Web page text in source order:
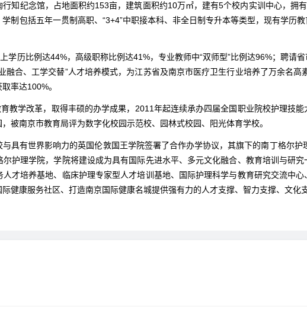
知纪念馆，占地面积约153亩，建筑面积约10万㎡，建有5个校内实训中心，拥
制包括五年一贯制高职、“3+4”中职接本科、非全日制专升本等类型，现有学历
学历比例达44%，高级职称比例达41%，专业教师中“双师型”比例达96%；聘请
融合、工学交替”人才培养模式，为江苏省及南京市医疗卫生行业培养了万余名
率达100%。
教学改革，取得丰硕的办学成果，2011年起连续承办四届全国职业院校护理技
被南京市教育局评为数字化校园示范校、园林式校园、阳光体育学校。
具有世界影响力的英国伦敦国王学院签署了合作办学协议，其旗下的南丁格尔
护理学院，学院将建设成为具有国际先进水平、多元文化融合、教育培训与研
才培养基地、临床护理专家型人才培训基地、国际护理科学与教育研究交流中
健康服务社区、打造南京国际健康名城提供强有力的人才支撑、智力支撑、文化支